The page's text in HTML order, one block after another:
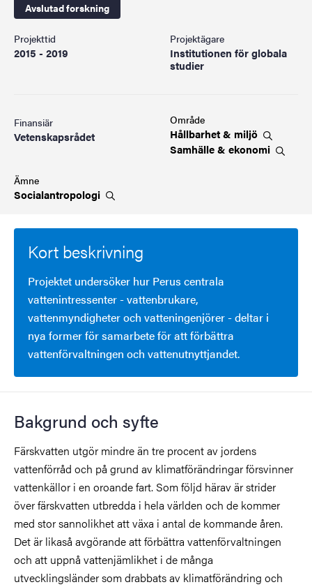
Avslutad forskning
Projekttid
2015 - 2019
Projektägare
Institutionen för globala
studier
Finansiär
Vetenskapsrådet
Område
Hållbarhet & miljö
Samhälle & ekonomi
Ämne
Socialantropologi
Kort beskrivning
Projektet undersöker hur Perus centrala
vattenintressenter - vattenbrukare,
vattenmyndigheter och vatteningenjörer - deltar i
nya former för samarbete för att förbättra
vattenförvaltningen och vattenutnyttjandet.
Bakgrund och syfte
Färskvatten utgör mindre än tre procent av jordens
vattenförråd och på grund av klimatförändringar försvinner
vattenkällor i en oroande fart. Som följd härav är strider
över färskvatten utbredda i hela världen och de kommer
med stor sannolikhet att växa i antal de kommande åren.
Det är likaså avgörande att förbättra vattenförvaltningen
och att uppnå vattenjämlikhet i de många
utvecklingsländer som drabbats av klimatförändring och